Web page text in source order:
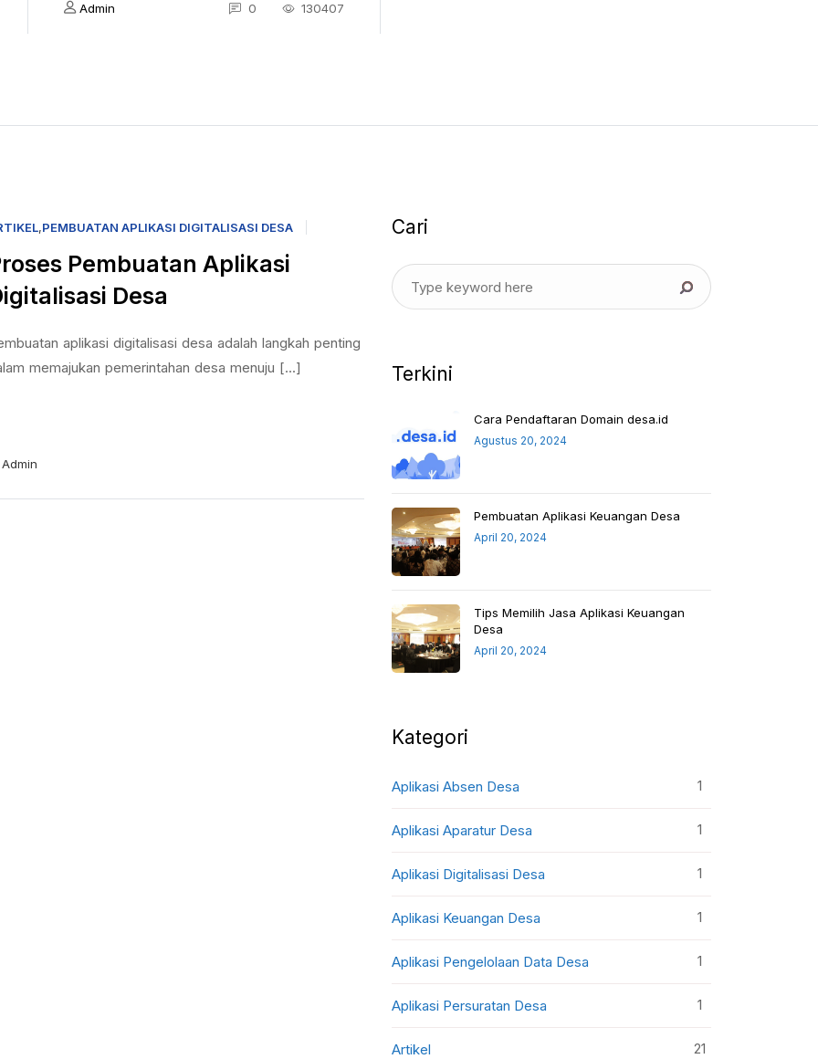
Admin 0 130407
,PEMBUATAN APLIKASI DIGITALISASI DESA
Pembuatan Aplikasi
Desa
aplikasi digitalisasi desa adalah langkah penting
memajukan pemerintahan desa menuju [...]
Admin
Cari
Terkini
Cara Pendaftaran Domain desa.id
Agustus 20, 2024
Pembuatan Aplikasi Keuangan Desa
April 20, 2024
Tips Memilih Jasa Aplikasi Keuangan
Desa
April 20, 2024
Kategori
Aplikasi Absen Desa 1
Aplikasi Aparatur Desa 1
Aplikasi Digitalisasi Desa 1
Aplikasi Keuangan Desa 1
Aplikasi Pengelolaan Data Desa 1
Aplikasi Persuratan Desa 1
Artikel 21